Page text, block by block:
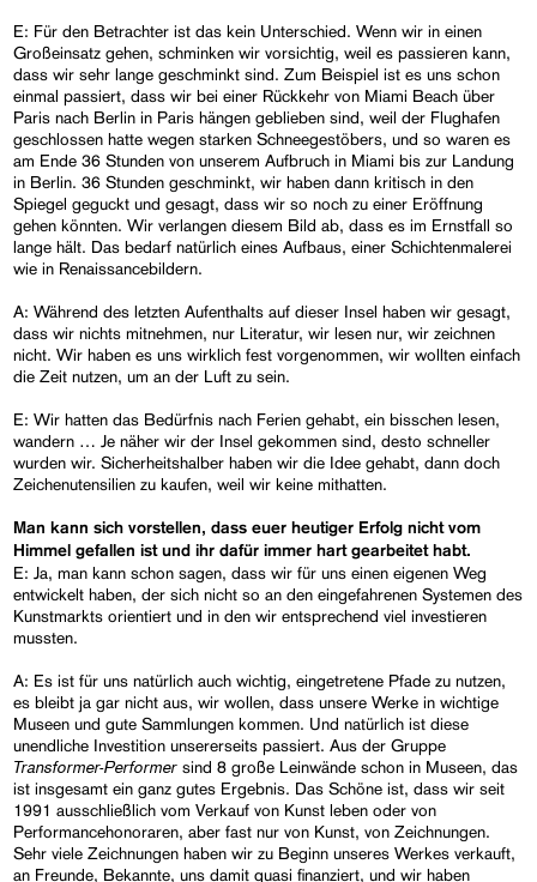
E: Für den Betrachter ist das kein Unterschied. Wenn wir in einen
Großeinsatz gehen, schminken wir vorsichtig, weil es passieren kann,
dass wir sehr lange geschminkt sind. Zum Beispiel ist es uns schon
einmal passiert, dass wir bei einer Rückkehr von Miami Beach über
Paris nach Berlin in Paris hängen geblieben sind, weil der Flughafen
geschlossen hatte wegen starken Schneegestöbers, und so waren es
am Ende 36 Stunden von unserem Aufbruch in Miami bis zur Landung
in Berlin. 36 Stunden geschminkt, wir haben dann kritisch in den
Spiegel geguckt und gesagt, dass wir so noch zu einer Eröffnung
gehen könnten. Wir verlangen diesem Bild ab, dass es im Ernstfall so
lange hält. Das bedarf natürlich eines Aufbaus, einer Schichtenmalerei
wie in Renaissancebildern.
A: Während des letzten Aufenthalts auf dieser Insel haben wir gesagt,
dass wir nichts mitnehmen, nur Literatur, wir lesen nur, wir zeichnen
nicht. Wir haben es uns wirklich fest vorgenommen, wir wollten einfach
die Zeit nutzen, um an der Luft zu sein.
E: Wir hatten das Bedürfnis nach Ferien gehabt, ein bisschen lesen,
wandern … Je näher wir der Insel gekommen sind, desto schneller
wurden wir. Sicherheitshalber haben wir die Idee gehabt, dann doch
Zeichenutensilien zu kaufen, weil wir keine mithatten.
Man kann sich vorstellen, dass euer heutiger Erfolg nicht vom
Himmel gefallen ist und ihr dafür immer hart gearbeitet habt.
E: Ja, man kann schon sagen, dass wir für uns einen eigenen Weg
entwickelt haben, der sich nicht so an den eingefahrenen Systemen des
Kunstmarkts orientiert und in den wir entsprechend viel investieren
mussten.
A: Es ist für uns natürlich auch wichtig, eingetretene Pfade zu nutzen,
es bleibt ja gar nicht aus, wir wollen, dass unsere Werke in wichtige
Museen und gute Sammlungen kommen. Und natürlich ist diese
unendliche Investition unsererseits passiert. Aus der Gruppe
Transformer-Performer sind 8 große Leinwände schon in Museen, das
ist insgesamt ein ganz gutes Ergebnis. Das Schöne ist, dass wir seit
1991 ausschließlich vom Verkauf von Kunst leben oder von
Performancehonoraren, aber fast nur von Kunst, von Zeichnungen.
Sehr viele Zeichnungen haben wir zu Beginn unseres Werkes verkauft,
an Freunde, Bekannte, uns damit quasi finanziert, und wir haben